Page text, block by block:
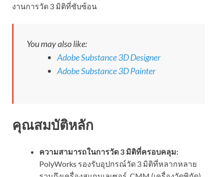
งานการวัด 3 มิติที่ซับซ้อน
You may also like:
Adobe Substance 3D Designer
Adobe Substance 3D Painter
คุณสมบัติหลัก
ความสามารถในการวัด 3 มิติที่ครอบคลุม:
PolyWorks รองรับอุปกรณ์วัด 3 มิติที่หลากหลาย